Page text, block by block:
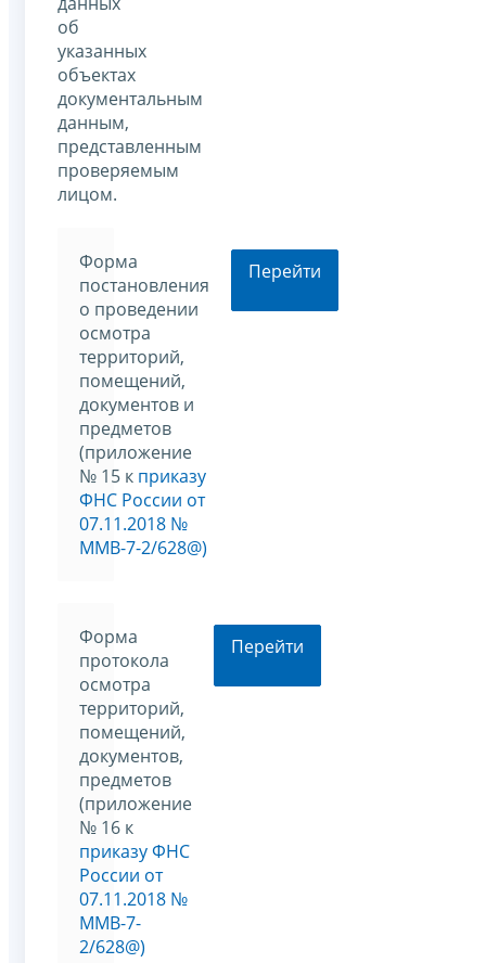
об
указанных
объектах
документальным
данным,
представленным
проверяемым
лицом.
Форма
постановления
о проведении
осмотра
территорий,
помещений,
документов и
предметов
(приложение
№ 15 к приказу
ФНС России от
07.11.2018 №
ММВ-7-2/628@)
Перейти
Форма
протокола
осмотра
территорий,
помещений,
документов,
предметов
(приложение
№ 16 к
приказу ФНС
России от
07.11.2018 №
ММВ-7-
2/628@)
Перейти